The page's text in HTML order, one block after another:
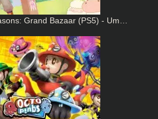
Grand Bazaar (PS5) - Um…